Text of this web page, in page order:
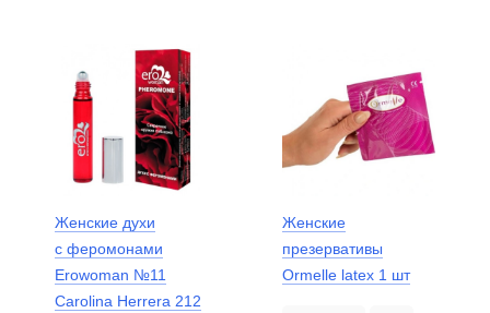
Женские духи
с феромонами
Erowoman №11
Carolina Herrera 212
Женские
презервативы
Ormelle latex 1 шт